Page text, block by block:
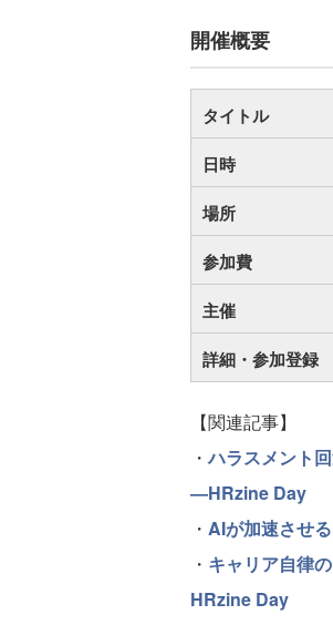
開催概要
タイトル
日時
場所
参加費
主催
詳細・参加登録
【関連記事】
・ハラスメント
—HRzine Day
・ AIが加速させ
・ キャリア自律
HRzine Day